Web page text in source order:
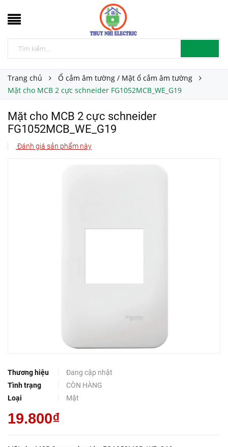
Trang chủ
Ổ cắm âm tường / Mặt ổ cắm âm tường
Mặt cho MCB 2 cực schneider FG1052MCB_WE_G19
Mặt cho MCB 2 cực schneider
FG1052MCB_WE_G19
Đánh giá sản phẩm này
Thương hiệu
Đang cập nhật
Tình trạng
CÒN HÀNG
Loại
Mặt
19.800₫